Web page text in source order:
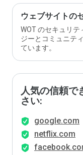
ウェブサイトの
WOT のセキュリテ
ジーとコミュニテ
ています。
人気の信頼で
さい:
google.com
netflix.com
に評
価し
ます
か？